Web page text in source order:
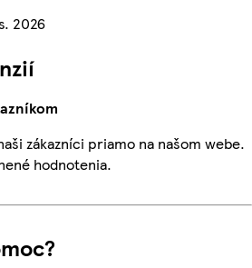
2026
zákazníci priamo na našom webe.
hodnotenia.